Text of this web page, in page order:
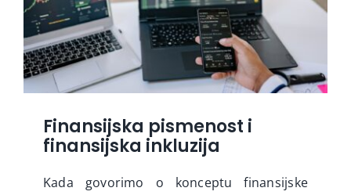
Finansijska pismenost i
finansijska inkluzija
Kada govorimo o konceptu finansijske